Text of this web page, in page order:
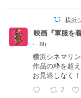
横浜
映画『軍服を
·
8h
横浜シネマリ
作品の枠を超
お見逃しなく！
2